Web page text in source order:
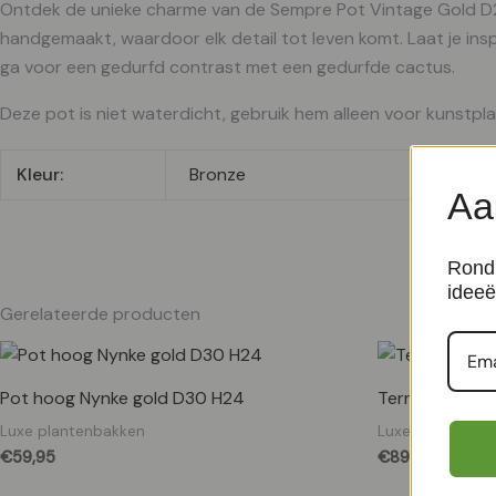
Ontdek de unieke charme van de Sempre Pot Vintage Gold
handgemaakt, waardoor elk detail tot leven komt. Laat je
ga voor een gedurfd contrast met een gedurfde cactus.
Deze pot is niet waterdicht, gebruik hem alleen voor
Kleur: Bronze
Gerelateerde producten
Pot hoog Nynke gold D30 H24
Luxe plantenbakken
€59,95
Terreno
Luxe
€89,95